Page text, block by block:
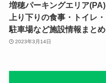
増穂パーキングエリア(PA)
上り下りの食事・トイレ・
駐車場など施設情報まとめ
2023年3月14日